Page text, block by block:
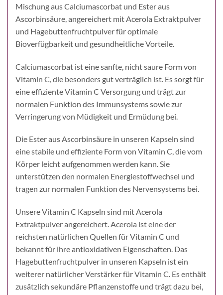
Mischung aus Calciumascorbat und Ester aus
Ascorbinsäure, angereichert mit Acerola Extraktpulver
und Hagebuttenfruchtpulver für optimale
Bioverfügbarkeit und gesundheitliche Vorteile.
Calciumascorbat ist eine sanfte, nicht saure Form von
Vitamin C, die besonders gut verträglich ist. Es sorgt für
eine effiziente Vitamin C Versorgung und trägt zur
normalen Funktion des Immunsystems sowie zur
Verringerung von Müdigkeit und Ermüdung bei.
Die Ester aus Ascorbinsäure in unseren Kapseln sind
eine stabile und effiziente Form von Vitamin C, die vom
Körper leicht aufgenommen werden kann. Sie
unterstützen den normalen Energiestoffwechsel und
tragen zur normalen Funktion des Nervensystems bei.
Unsere Vitamin C Kapseln sind mit Acerola
Extraktpulver angereichert. Acerola ist eine der
reichsten natürlichen Quellen für Vitamin C und
bekannt für ihre antioxidativen Eigenschaften. Das
Hagebuttenfruchtpulver in unseren Kapseln ist ein
weiterer natürlicher Verstärker für Vitamin C. Es enthält
zusätzlich sekundäre Pflanzenstoffe und trägt dazu bei,